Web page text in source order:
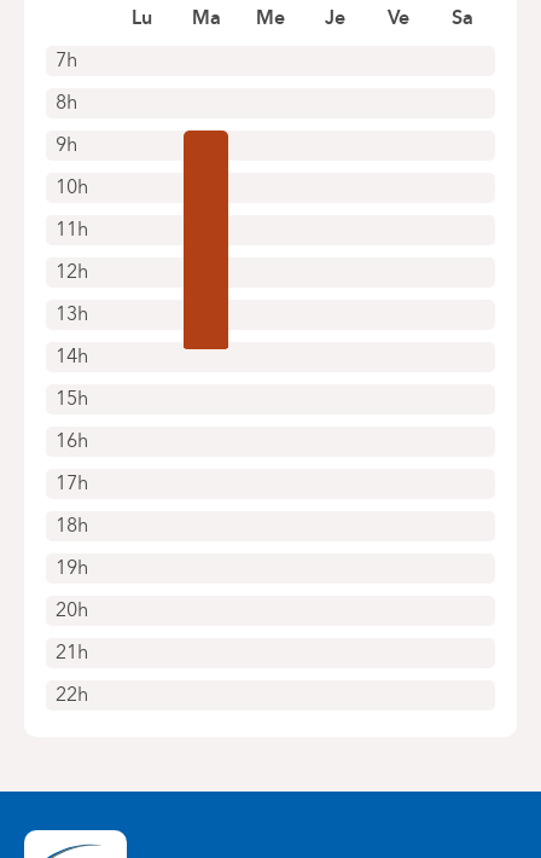
+32 2 434 24 11
Rendez-vous uniquement par téléphone
7h
8h
9h
10h
11h
12h
13h
14h
15h
16h
17h
18h
19h
20h
21h
22h
Lu Ma Me Je Ve Sa